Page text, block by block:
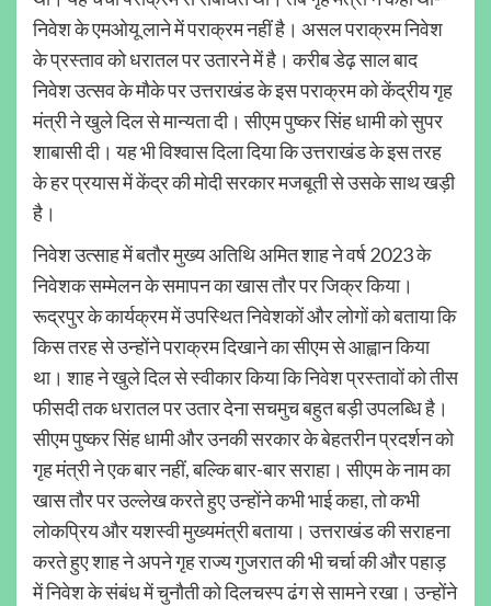
निवेश के एमओयू लाने में पराक्रम नहीं है। असल पराक्रम निवेश
के प्रस्ताव को धरातल पर उतारने में है। करीब डेढ़ साल बाद
निवेश उत्सव के मौके पर उत्तराखंड के इस पराक्रम को केंद्रीय गृह
मंत्री ने खुले दिल से मान्यता दी। सीएम पुष्कर सिंह धामी को सुपर
शाबासी दी। यह भी विश्वास दिला दिया कि उत्तराखंड के इस तरह
के हर प्रयास में केंद्र की मोदी सरकार मजबूती से उसके साथ खड़ी
है।
निवेश उत्साह में बतौर मुख्य अतिथि अमित शाह ने वर्ष 2023 के
निवेशक सम्मेलन के समापन का खास तौर पर जिक्र किया।
रूद्रपुर के कार्यक्रम में उपस्थित निवेशकों और लोगों को बताया कि
किस तरह से उन्होंने पराक्रम दिखाने का सीएम से आह्वान किया
था। शाह ने खुले दिल से स्वीकार किया कि निवेश प्रस्तावों को तीस
फीसदी तक धरातल पर उतार देना सचमुच बहुत बड़ी उपलब्धि है।
सीएम पुष्कर सिंह धामी और उनकी सरकार के बेहतरीन प्रदर्शन को
गृह मंत्री ने एक बार नहीं, बल्कि बार-बार सराहा। सीएम के नाम का
खास तौर पर उल्लेख करते हुए उन्होंने कभी भाई कहा, तो कभी
लोकप्रिय और यशस्वी मुख्यमंत्री बताया। उत्तराखंड की सराहना
करते हुए शाह ने अपने गृह राज्य गुजरात की भी चर्चा की और पहाड़
में निवेश के संबंध में चुनौती को दिलचस्प ढंग से सामने रखा। उन्होंने